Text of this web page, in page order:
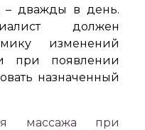
– дважды в день.
должен
изменений
при появлении
назначенный
массажа при